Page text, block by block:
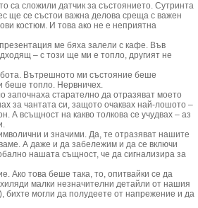
са сложили датчик за състоянието. Сутринта
ще се състои важна делова среща с важен
костюм. И това ако не е неприятна
ме бяха залели с кафе. Във
– с този ще ми е топло, другият не
Вътрешното ми състояние беше
беше топло. Нервничех.
започнаха старателно да отразяват моето
за чантата си, защото очаквах най-лошото –
А всъщност на какво толкова се учудвах – аз
и значими. Да, те отразяват нашите
А даже и да забележим и да се включи
нашата същност, че да сигнализира за
Ако това беше така, то, опитвайки се да
малки незначителни детайли от нашия
бихте могли да полудеете от напрежение и да